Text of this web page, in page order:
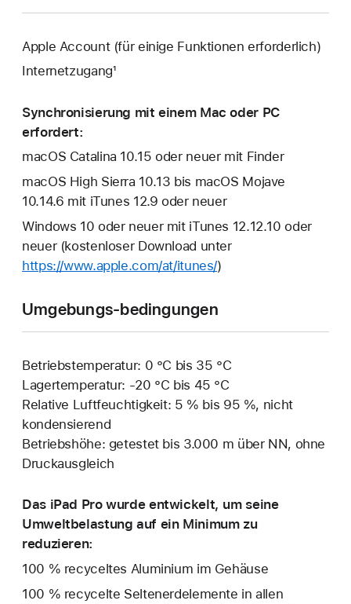
Apple Account (für einige Funktionen erforderlich)
Internetzugang¹
Synchronisierung mit einem Mac oder PC
erfordert:
macOS Catalina 10.15 oder neuer mit Finder
macOS High Sierra 10.13 bis macOS Mojave
10.14.6 mit iTunes 12.9 oder neuer
Windows 10 oder neuer mit iTunes 12.12.10 oder
neuer (kostenloser Download unter
https://www.apple.com/at/itunes/)
Umgebungs-bedingungen
Betriebstemperatur: 0 °C bis 35 °C
Lagertemperatur: ‑20 °C bis 45 °C
Relative Luftfeuchtigkeit: 5 % bis 95 %, nicht
kondensierend
Betriebshöhe: getestet bis 3.000 m über NN, ohne
Druckausgleich
Das iPad Pro wurde entwickelt, um seine
Umweltbelastung auf ein Minimum zu
reduzieren:
100 % recyceltes Aluminium im Gehäuse
100 % recycelte Seltenerd­elemente in allen